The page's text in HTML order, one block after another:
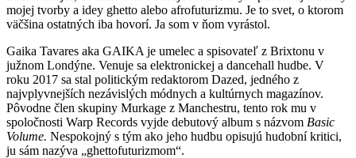
mojej tvorby a idey ghetto alebo afrofuturizmu. Je to svet, o ktorom
väčšina ostatných iba hovorí. Ja som v ňom vyrástol.
Gaika Tavares aka GAIKA je umelec a spisovateľ z Brixtonu v
južnom Londýne. Venuje sa elektronickej a dancehall hudbe. V
roku 2017 sa stal politickým redaktorom Dazed, jedného z
najvplyvnejších nezávislých módnych a kultúrnych magazínov.
Pôvodne člen skupiny Murkage z Manchestru, tento rok mu v
spoločnosti Warp Records vyjde debutový album s názvom Basic
Volume. Nespokojný s tým ako jeho hudbu opisujú hudobní kritici,
ju sám nazýva „ghettofuturizmom“.